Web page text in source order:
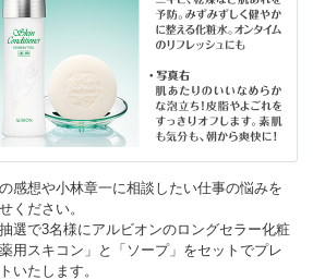
感想や小林章一に相談したい仕事の悩みを
ください。
選で3名様にアルビオンのロングセラー化粧
用スキコン」と「ソープ」をセットでプレ
いたします。